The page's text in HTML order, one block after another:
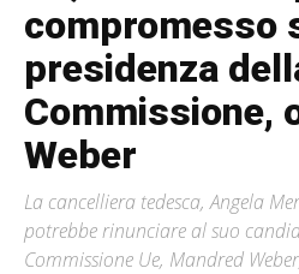
compromesso
presidenza
Commissione,
Weber
La cancelliera tedesca, Angela
potrebbe rinunciare al suo
Commissione Ue, Mandred